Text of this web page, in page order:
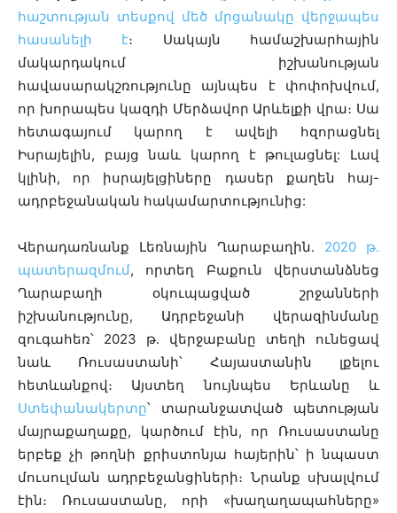
հաշտության տեսքով մեծ մրցանակը վերջապես
հասանելի է։ Սակայն համաշխարհային
մակարդակում իշխանության
հավասարակշռությունը այնպես է փոփոխվում,
որ խորապես կազդի Մերձավոր Արևելքի վրա։ Սա
հետագայում կարող է ավելի հզորացնել
Իսրայելին, բայց նաև կարող է թուլացնել: Լավ
կլինի, որ իսրայելցիները դասեր քաղեն հայ-
ադրբեջանական հակամարտությունից:
Վերադառնանք Լեռնային Ղարաբաղին․ 2020 թ․
պատերազմում, որտեղ Բաքուն վերստանձնեց
Ղարաբաղի օկուպացված շրջանների
իշխանությունը, Ադրբեջանի վերազինմանը
զուգահեռ՝ 2023 թ․ վերջաբանը տեղի ունեցավ
նաև Ռուսաստանի՝ Հայաստանին լքելու
հետևանքով։ Այստեղ նույնպես Երևանը և
Ստեփանակերտը՝ տարանջատված պետության
մայրաքաղաքը, կարծում էին, որ Ռուսաստանը
երբեք չի թողնի քրիստոնյա հայերին՝ ի նպաստ
մուսուլման ադրբեջանցիների։ Նրանք սխալվում
էին։ Ռուսաստանը, որի «խաղաղապահները»